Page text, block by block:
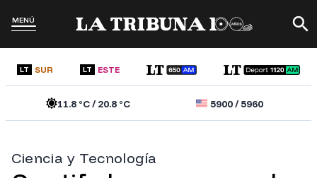
MENÚ
LT SUR LT ESTE
11.8°C /20.8°C 5900/5960
Ciencia y Tecnología